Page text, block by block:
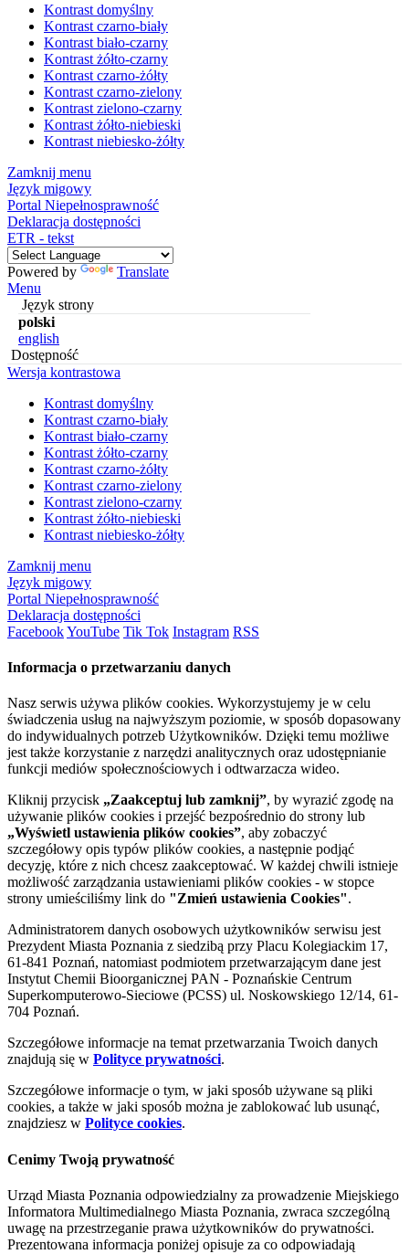
Kontrast domyślny
Kontrast czarno-biały
Kontrast biało-czarny
Kontrast żółto-czarny
Kontrast czarno-żółty
Kontrast czarno-zielony
Kontrast zielono-czarny
Kontrast żółto-niebieski
Kontrast niebiesko-żółty
Zamknij menu
Język migowy
Portal Niepełnosprawność
Deklaracja dostępności
ETR - tekst
Powered by
Translate
Menu
Język strony
polski
english
Dostępność
Wersja kontrastowa
Kontrast domyślny
Kontrast czarno-biały
Kontrast biało-czarny
Kontrast żółto-czarny
Kontrast czarno-żółty
Kontrast czarno-zielony
Kontrast zielono-czarny
Kontrast żółto-niebieski
Kontrast niebiesko-żółty
Zamknij menu
Język migowy
Portal Niepełnosprawność
Deklaracja dostępności
FacebookYouTube Tik Tok Instagram RSS
Informacja o przetwarzaniu danych
Nasz serwis używa plików cookies. Wykorzystujemy je w celu
świadczenia usług na najwyższym poziomie, w sposób dopasowany
do indywidualnych potrzeb Użytkowników. Dzięki temu możliwe
jest także korzystanie z narzędzi analitycznych oraz udostępnianie
funkcji mediów społecznościowych i odtwarzacza wideo.
Kliknij przycisk „Zaakceptuj lub zamknij”, by wyrazić zgodę na
używanie plików cookies i przejść bezpośrednio do strony lub
„Wyświetl ustawienia plików cookies”, aby zobaczyć
szczegółowy opis typów plików cookies, a następnie podjąć
decyzję, które z nich chcesz zaakceptować. W każdej chwili istnieje
możliwość zarządzania ustawieniami plików cookies - w stopce
strony umieściliśmy link do "Zmień ustawienia Cookies".
Administratorem danych osobowych użytkowników serwisu jest
Prezydent Miasta Poznania z siedzibą przy Placu Kolegiackim 17,
61-841 Poznań, natomiast podmiotem przetwarzającym dane jest
Instytut Chemii Bioorganicznej PAN - Poznańskie Centrum
Superkomputerowo-Sieciowe (PCSS) ul. Noskowskiego 12/14, 61-
704 Poznań.
Szczegółowe informacje na temat przetwarzania Twoich danych
znajdują się w Polityce prywatności.
Szczegółowe informacje o tym, w jaki sposób używane są pliki
cookies, a także w jaki sposób można je zablokować lub usunąć,
znajdziesz w Polityce cookies.
Cenimy Twoją prywatność
Urząd Miasta Poznania odpowiedzialny za prowadzenie Miejskiego
Informatora Multimedialnego Miasta Poznania, zwraca szczególną
uwagę na przestrzeganie prawa użytkowników do prywatności.
Prezentowana informacja poniżej opisuje za co odpowiadają